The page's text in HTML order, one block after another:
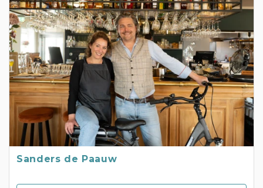
Sanders de Paauw